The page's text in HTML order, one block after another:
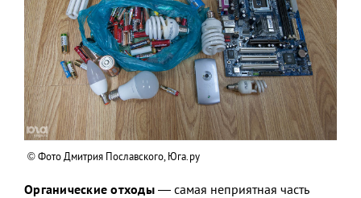
© Фото Дмитрия Пославского, Юга.ру
Органические отходы— самая неприятная часть